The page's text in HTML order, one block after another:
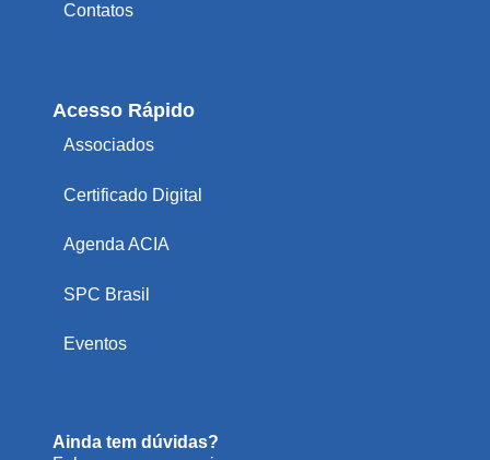
Contatos
Acesso Rápido
Associados
Certificado Digital
Agenda ACIA
SPC Brasil
Eventos
Ainda tem dúvidas?